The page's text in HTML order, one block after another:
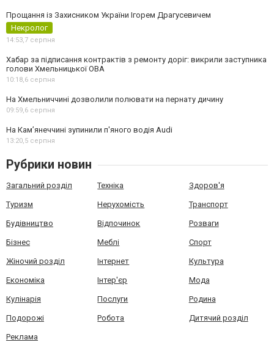
Прощання із Захисником України Ігорем Драгусевичем
Некролог
14:53,7 серпня
Хабар за підписання контрактів з ремонту доріг: викрили заступника
голови Хмельницької ОВА
10:18,6 серпня
На Хмельниччині дозволили полювати на пернату дичину
09:59,6 серпня
На Камʼянеччині зупинили п'яного водія Audi
13:20,5 серпня
Рубрики новин
Загальний розділ Техніка Здоров'я
Туризм Нерухомість Транспорт
Будівництво Відпочинок Розваги
Бізнес Меблі Спорт
Жіночий розділ Інтернет Культура
Економіка Інтер'єр Мода
Кулінарія Послуги Родина
Подорожі Робота Дитячий розділ
Реклама